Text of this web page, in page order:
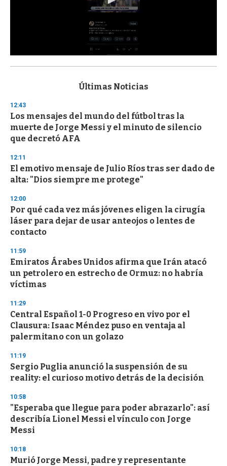
s
d
s
o
f
3
s
e
c
o
d
s
Últimas Noticias
12:43
Los mensajes del mundo del fútbol tras la
muerte de Jorge Messi y el minuto de silencio
que decretó AFA
12:11
El emotivo mensaje de Julio Ríos tras ser dado de
alta: "Dios siempre me protege"
12:00
Por qué cada vez más jóvenes eligen la cirugía
láser para dejar de usar anteojos o lentes de
contacto
11:59
Emiratos Árabes Unidos afirma que Irán atacó
un petrolero en estrecho de Ormuz: no habría
víctimas
11:29
Central Español 1-0 Progreso en vivo por el
Clausura: Isaac Méndez puso en ventaja al
palermitano con un golazo
11:19
Sergio Puglia anunció la suspensión de su
reality: el curioso motivo detrás de la decisión
10:58
"Esperaba que llegue para poder abrazarlo": así
describía Lionel Messi el vínculo con Jorge
Messi
10:18
Murió Jorge Messi, padre y representante